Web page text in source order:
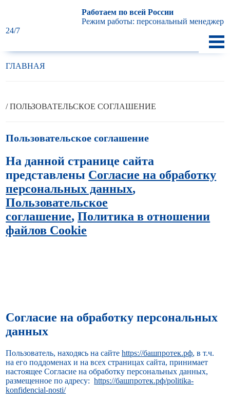
Работаем по всей России
Режим работы: персональный менеджер
24/7
ГЛАВНАЯ
/ПОЛЬЗОВАТЕЛЬСКОЕ CОГЛАШЕНИЕ
Пользовательское cоглашение
На данной странице сайта
представлены Согласие на обработку
персональных данных,
Пользовательское
соглашение,Политика в отношении
файлов Cookie
‍Согласие на обработку персональных
данных
Пользователь, находясь на сайтеhttps://башпротек.рф, в т.ч.
на его поддоменах и на всех страницах сайта, принимает
настоящее Согласие на обработку персональных данных,
размещенное по адресу:https://башпротек.рф/politika-
konfidencial-nosti/